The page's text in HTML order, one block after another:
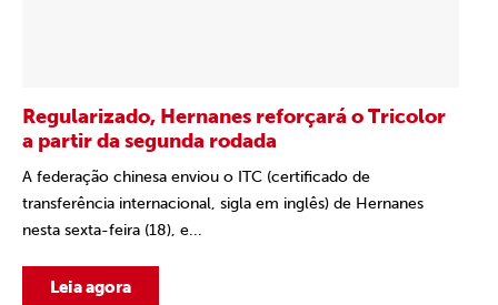
Regularizado, Hernanes reforçará o Tricolor
a partir da segunda rodada
A federação chinesa enviou o ITC (certificado de
transferência internacional, sigla em inglês) de Hernanes
nesta sexta-feira (18), e...
Leia agora